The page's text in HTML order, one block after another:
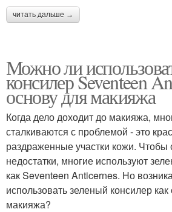
читать дальше →
Можно ли
консилер Seventeen
основу для макияжа
Когда дело доходит до макияжа,
сталкиваются с проблемой - это
раздраженные участки кожи. Чтобы
недостатки, многие используют
как Seventeen Anticernes. Но
использовать зеленый консилер
макияжа?